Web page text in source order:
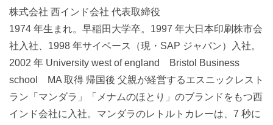
株式会社 西インド会社 代表取締役
1974 年生まれ。早稲田大学卒。1997 年大日本印刷株市会
社入社、1998 年サイベース（現・SAP ジャパン）入社。
2002 年 University west of england Bristol Business
school MA 取得 帰国後 父親が経営するエスニックレスト
ラン「マンダラ」「メナムのほとり」のブランドをもつ西
インド会社に入社。マンダラのレトルトカレーは、7 秒に